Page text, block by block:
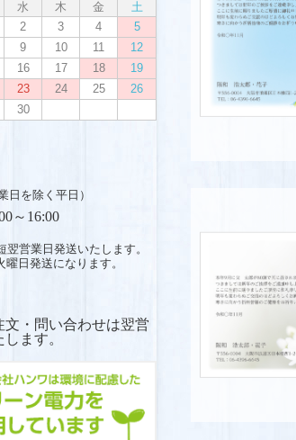
日を除く平日）
～16:00
営業日発送いたします。
日発送になります。
・問い合わせは翌営
ます。